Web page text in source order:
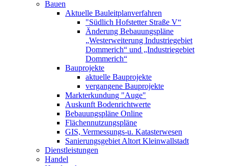
Bauen
Aktuelle Bauleitplanverfahren
"Südlich Hofstetter Straße V“
Änderung Bebauungspläne
„Westerweiterung Industriegebiet
Dommerich“ und „Industriegebiet
Dommerich“
Bauprojekte
aktuelle Bauprojekte
vergangene Bauprojekte
Markterkundung "Auge"
Auskunft Bodenrichtwerte
Bebauungspläne Online
Flächennutzungspläne
GIS, Vermessungs-u. Katasterwesen
Sanierungsgebiet Altort Kleinwallstadt
Dienstleistungen
Handel